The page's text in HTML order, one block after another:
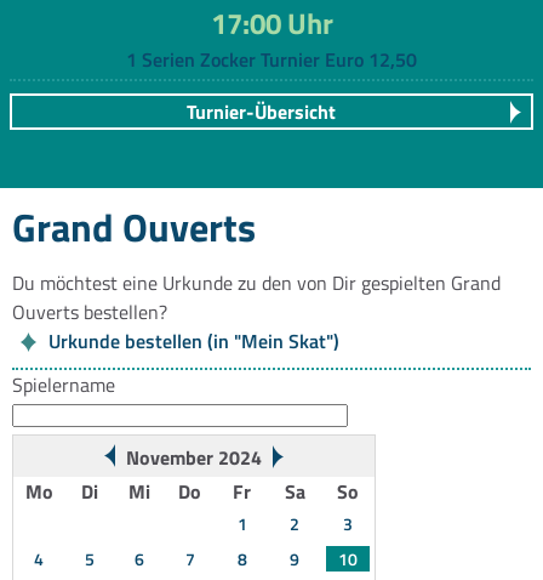
17:00 Uhr
1 Serien Zocker Turnier Euro 12,50
Turnier-Übersicht
Grand Ouverts
Du möchtest eine Urkunde zu den von Dir gespielten Grand
Ouverts bestellen?
Urkunde bestellen (in "Mein Skat")
Spielername
November 2024
Mo
Di Mi Do Fr Sa So
1 2
3
4
5 6 7 8 9
10